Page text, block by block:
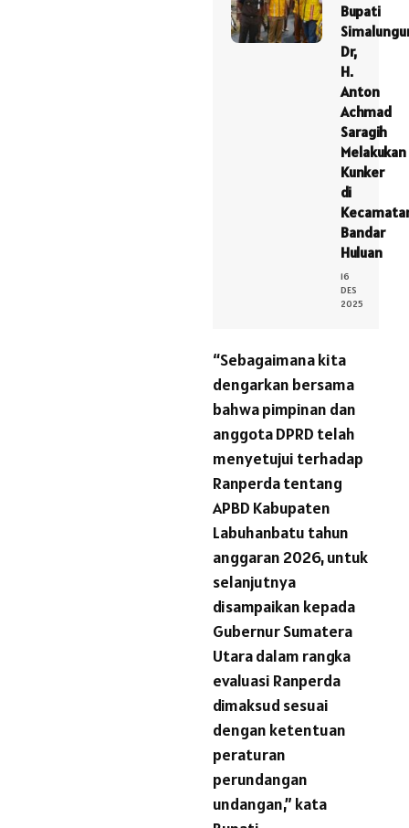
Bupati
Dr,
H.
Anton
Achmad
Saragih
Melakukan
Kunker
di
Bandar
Huluan
16
DES
2025
“Sebagaimana kita
dengarkan bersama
bahwa pimpinan dan
anggota DPRD telah
menyetujui terhadap
Ranperda tentang
APBD Kabupaten
Labuhanbatu tahun
anggaran 2026, untuk
selanjutnya
disampaikan kepada
Gubernur Sumatera
Utara dalam rangka
evaluasi Ranperda
dimaksud sesuai
dengan ketentuan
peraturan
perundangan
undangan,” kata